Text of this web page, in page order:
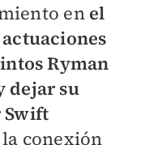
en el
Ryman
dejar su
Swift
conexión